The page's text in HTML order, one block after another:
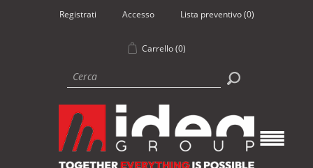
Registrati Accesso Lista preventivo (0)
Carrello (0)